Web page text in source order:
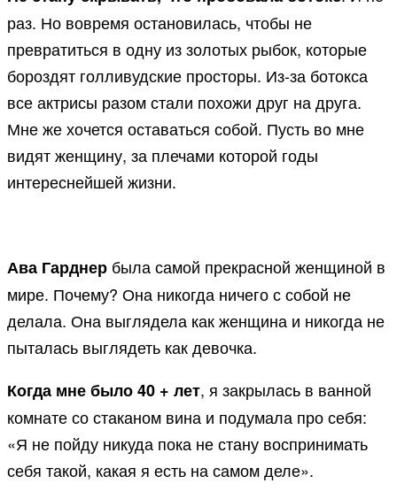
раз. Но вовремя остановилась, чтобы не
превратиться в одну из золотых рыбок, которые
бороздят голливудские просторы. Из-за ботокса
все актрисы разом стали похожи друг на друга.
Мне же хочется оставаться собой. Пусть во мне
видят женщину, за плечами которой годы
интереснейшей жизни.
Ава Гарднер была самой прекрасной женщиной в
мире. Почему? Она никогда ничего с собой не
делала. Она выглядела как женщина и никогда не
пыталась выглядеть как девочка.
Когда мне было 40 + лет, я закрылась в ванной
комнате со стаканом вина и подумала про себя:
«Я не пойду никуда пока не стану воспринимать
себя такой, какая я есть на самом деле».